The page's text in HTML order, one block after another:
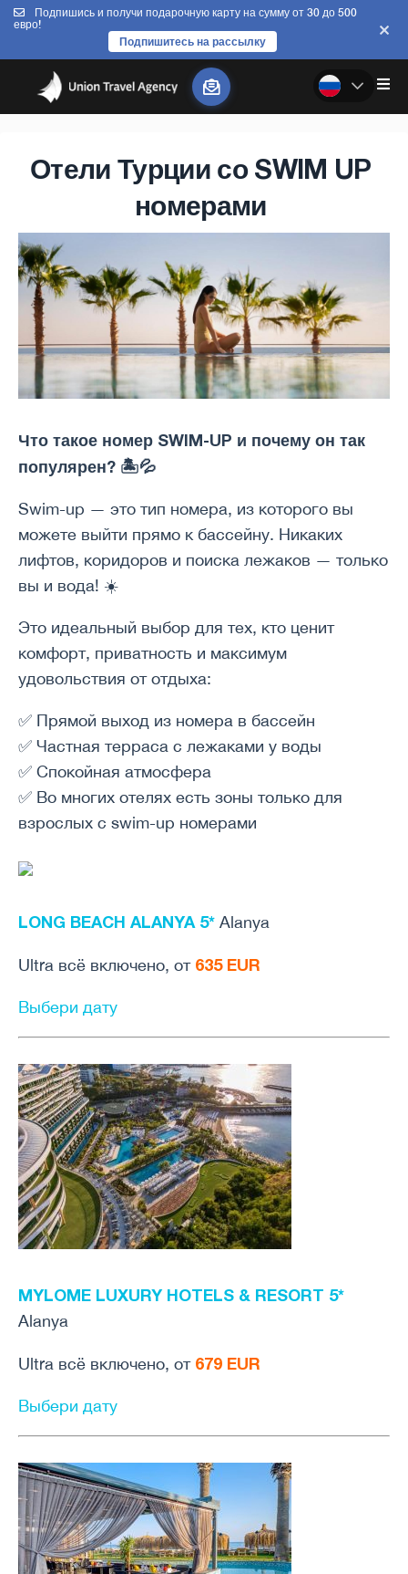
Подпишись и получи подарочную карту на сумму от 30 до 500
евро!
Подпишитесь на рассылку
Отели Турции со SWIM UP
номерами
Что такое номер SWIM-UP и почему он так
популярен? 🏝️💦
Swim-up — это тип номера, из которого вы
можете выйти прямо к бассейну. Никаких
лифтов, коридоров и поиска лежаков — только
вы и вода! ☀️
Это идеальный выбор для тех, кто ценит
комфорт, приватность и максимум
удовольствия от отдыха:
✅ Прямой выход из номера в бассейн
✅ Частная терраса с лежаками у воды
✅ Спокойная атмосфера
✅ Во многих отелях есть зоны только для
взрослых с swim-up номерами
LONG BEACH ALANYA 5* Alanya
Ultra всё включено, от 635 EUR
Выбери дату
MYLOME LUXURY HOTELS & RESORT 5*
Alanya
Ultra всё включено, от679 EUR
Выбери дату